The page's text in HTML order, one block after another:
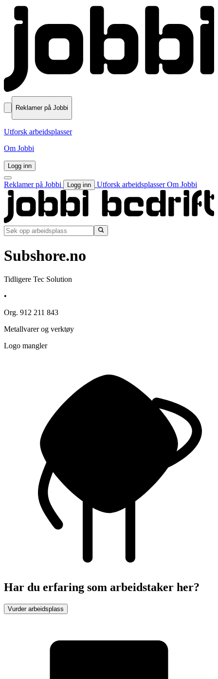
Reklamer på Jobbi
Utforsk arbeidsplasser
Om Jobbi
Logg inn
Reklamer på Jobbi Logg inn Utforsk arbeidsplasserOm Jobbi
Subshore.no
Tidligere Tec Solution
•
Org. 912 211 843
Metallvarer og verktøy
Logo mangler
Har du erfaring som arbeidstaker her?
Vurder arbeidsplass